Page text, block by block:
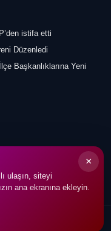
istifa etti
Düzenledi
Başkanlıklarına Yeni
×
ulaşın, siteyi
ana ekranına ekleyin.